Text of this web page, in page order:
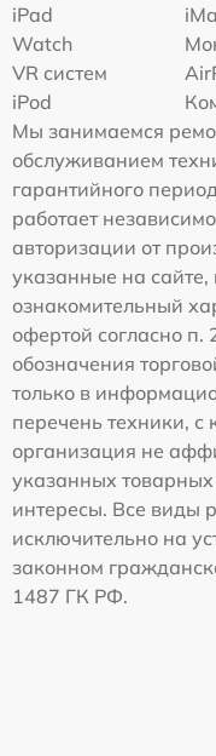
iPad
Watch
VR систем
iPod
Мы занимаемся
обслуживанием
гарантийного
работает
авторизации от
указанные на сайте,
ознакомительный
офертой согласно
обозначения
только в
перечень техники,
организация не
указанных товарных
интересы. Все виды
исключительно на
законном
1487 ГК РФ.